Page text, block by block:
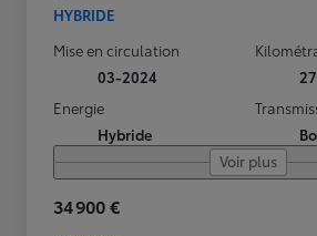
HYBRIDE
Mise en circulation
03-2024
Energie
Hybride
Voir plus
34 900 €